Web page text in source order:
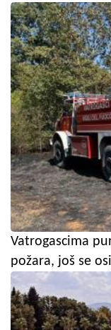
Vatrogascima
požara, još se